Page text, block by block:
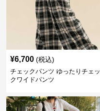
¥6,700 (税込)
チェックパンツ ゆったりチェッ
クワイドパンツ